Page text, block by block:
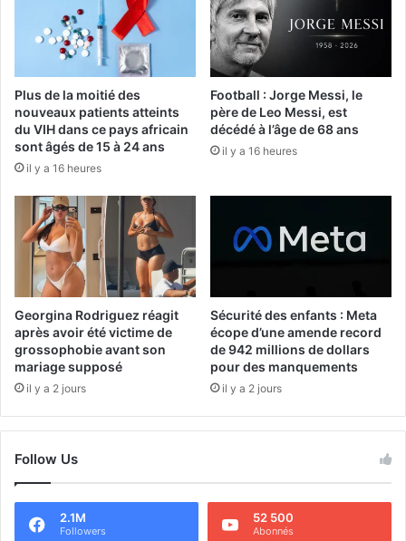
Plus de la moitié des
nouveaux patients atteints
du VIH dans ce pays africain
sont âgés de 15 à 24 ans
il y a 16 heures
Football : Jorge Messi, le
père de Leo Messi, est
décédé à l’âge de 68 ans
il y a 16 heures
Georgina Rodriguez réagit
après avoir été victime de
grossophobie avant son
mariage supposé
il y a 2 jours
Sécurité des enfants : Meta
écope d’une amende record
de 942 millions de dollars
pour des manquements
il y a 2 jours
Follow Us
2.1M
Followers
52 500
Abonnés